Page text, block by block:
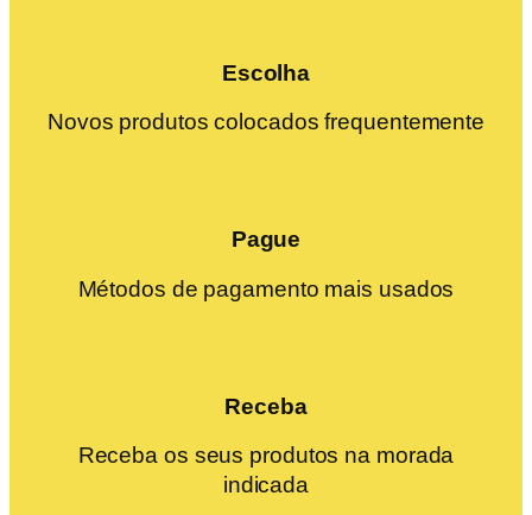
Escolha
Novos produtos colocados frequentemente
Pague
Métodos de pagamento mais usados
Receba
Receba os seus produtos na morada
indicada